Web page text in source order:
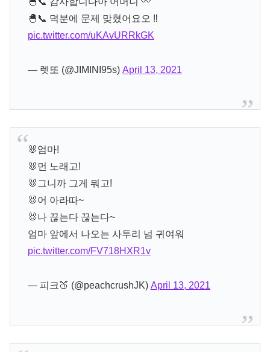
🐣📞 덕분에 문제 맞혔어요오 ‼️
pic.twitter.com/uKAvURRkGK
— 렛또 (@JIMINI95s) April 13, 2021
🐰엄마!
🐰먼 노래고!
🐰그니까 그게 뭐고!
🐰어 아라따~
🐰나 끊는다 끊는다~
엄마 앞에서 나오는 사투리 넘 귀여워
pic.twitter.com/FV718HXR1v
— 피크🍑 (@peachcrushJK) April 13, 2021